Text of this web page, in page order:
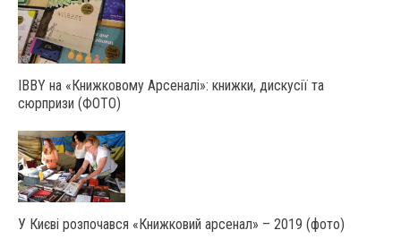
IBBY на «Книжковому Арсеналі»: книжки, дискусії та
сюрпризи (ФОТО)
У Києві розпочався «Книжковий арсенал» – 2019 (фото)